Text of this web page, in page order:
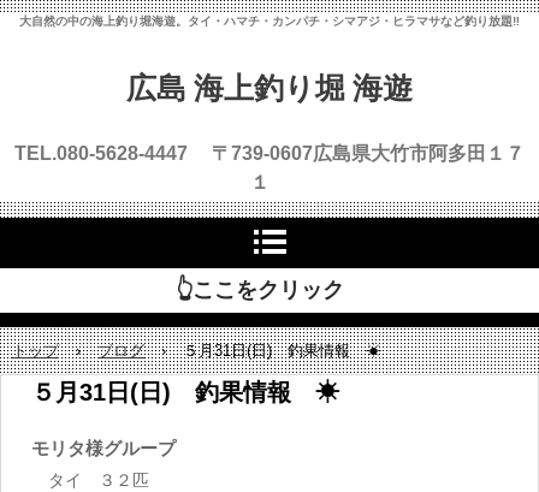
広島 海上釣り堀 海遊
大自然の中の海上釣り堀海遊。タイ・ハマチ・カンパチ・シマアジ・ヒラマサなど釣り放題‼
TEL.080-5628-4447 〒739-0607広島県大竹市阿多田１７
１
👆ここをクリック
トップ › ブログ › ５月31日(日) 釣果情報 ☀
５月31日(日) 釣果情報 ☀
モリタ様グループ
タイ ３２匹